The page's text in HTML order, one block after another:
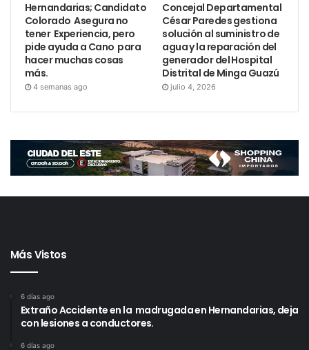
Hernandarias; Candidato
Colorado Asegura no
tener Experiencia, pero
pide ayuda a Cano para
hacer muchas cosas
más.
4 semanas ago
Concejal Departamental
César Paredes gestiona
solución al suministro de
agua y la reparación del
generador del Hospital
Distrital de Minga Guazú
julio 4, 2026
Más Vistos
6 días ago
Extraño Accidente en la madrugada en Hernandarias, deja
con lesiones a conductores.
6 días ago